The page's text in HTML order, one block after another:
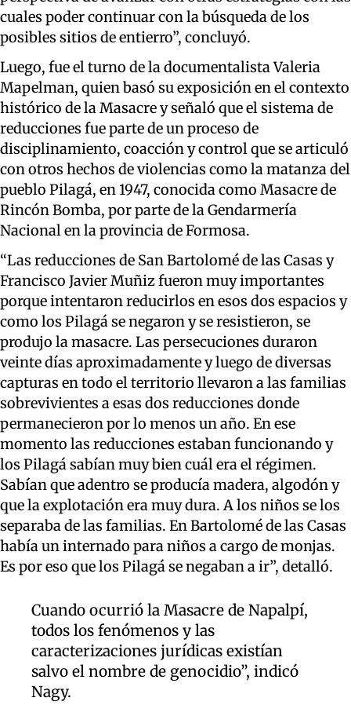
cuales poder continuar con la búsqueda de los
posibles sitios de entierro”, concluyó.
Luego, fue el turno de la documentalista Valeria
Mapelman, quien basó su exposición en el contexto
histórico de la Masacre y señaló que el sistema de
reducciones fue parte de un proceso de
disciplinamiento, coacción y control que se articuló
con otros hechos de violencias como la matanza del
pueblo Pilagá, en 1947, conocida como Masacre de
Rincón Bomba, por parte de la Gendarmería
Nacional en la provincia de Formosa.
“Las reducciones de San Bartolomé de las Casas y
Francisco Javier Muñiz fueron muy importantes
porque intentaron reducirlos en esos dos espacios y
como los Pilagá se negaron y se resistieron, se
produjo la masacre. Las persecuciones duraron
veinte días aproximadamente y luego de diversas
capturas en todo el territorio llevaron a las familias
sobrevivientes a esas dos reducciones donde
permanecieron por lo menos un año. En ese
momento las reducciones estaban funcionando y
los Pilagá sabían muy bien cuál era el régimen.
Sabían que adentro se producía madera, algodón y
que la explotación era muy dura. A los niños se los
separaba de las familias. En Bartolomé de las Casas
había un internado para niños a cargo de monjas.
Es por eso que los Pilagá se negaban a ir”, detalló.
Cuando ocurrió la Masacre de Napalpí,
todos los fenómenos y las
caracterizaciones jurídicas existían
salvo el nombre de genocidio”, indicó
Nagy.